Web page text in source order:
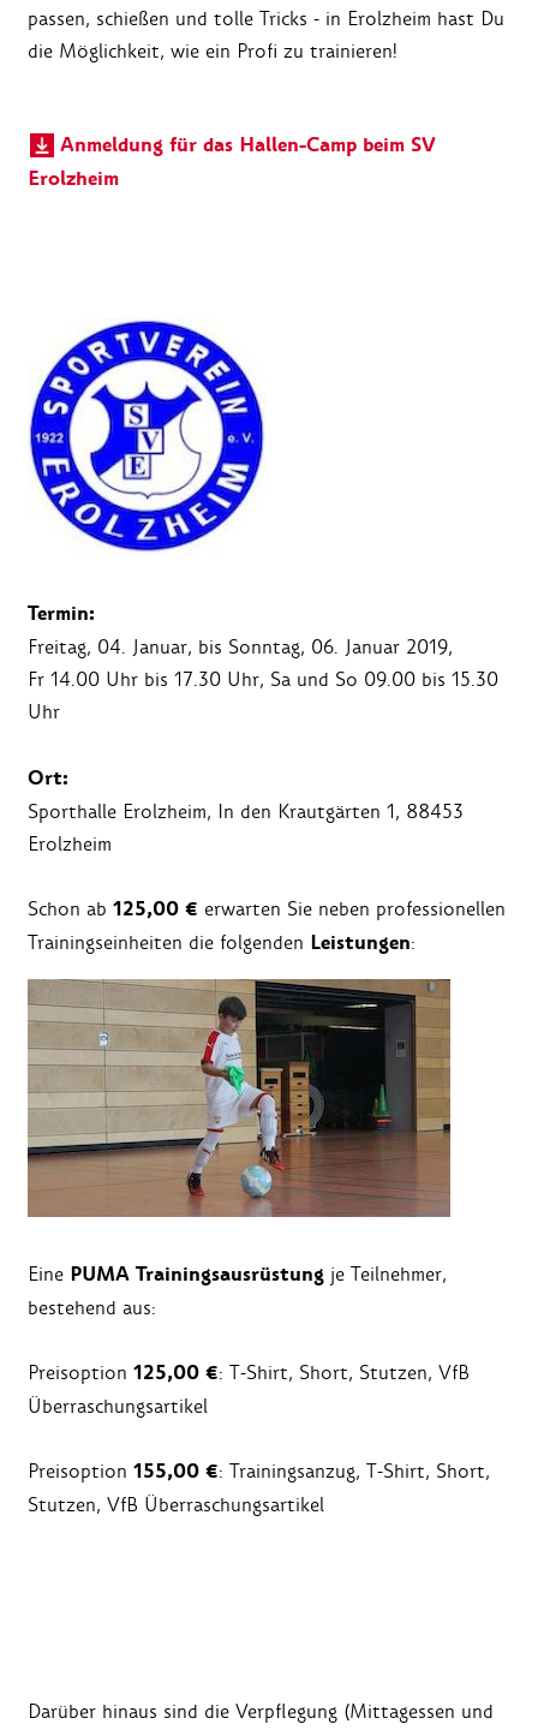
passen, schießen und tolle Tricks - in Erolzheim hast Du
die Möglichkeit, wie ein Profi zu trainieren!
Anmeldung für das Hallen-Camp beim SV
Erolzheim
Termin:
Freitag, 04. Januar, bis Sonntag, 06. Januar 2019,
Fr 14.00 Uhr bis 17.30 Uhr, Sa und So 09.00 bis 15.30
Uhr
Ort:
Sporthalle Erolzheim, In den Krautgärten 1, 88453
Erolzheim
Schon ab 125,00 € erwarten Sie neben professionellen
Trainingseinheiten die folgenden Leistungen:
Eine PUMA Trainingsausrüstung je Teilnehmer,
bestehend aus:
Preisoption 125,00 €: T-Shirt, Short, Stutzen, VfB
Überraschungsartikel
Preisoption 155,00 €: Trainingsanzug, T-Shirt, Short,
Stutzen, VfB Überraschungsartikel
Darüber hinaus sind die Verpflegung (Mittagessen und